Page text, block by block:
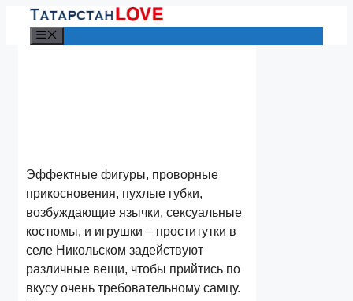
Перейти
Эффектные фигуры, проворные
прикосновения, пухлые губки,
возбуждающие язычки, сексуальные
костюмы, и игрушки – проститутки в
селе Никольском задействуют
различные вещи, чтобы прийтись по
вкусу очень требовательному самцу.